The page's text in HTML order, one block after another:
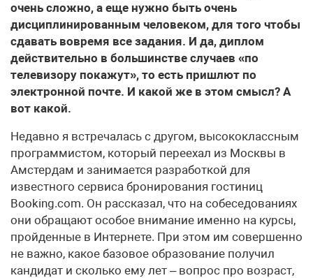
очень сложно, а еще нужно быть очень
дисциплинированным человеком, для того чтобы
сдавать вовремя все задания. И да, диплом
действительно в большинстве случаев «по
телевизору покажут», то есть пришлют по
электронной почте. И какой же в этом смысл? А
вот какой.
Недавно я встречалась с другом, высококлассным
программистом, который переехал из Москвы в
Амстердам и занимается разработкой для
известного сервиса бронирования гостиниц
Booking.com. Он рассказал, что на собеседованиях
они обращают особое внимание именно на курсы,
пройденные в Интернете. При этом им совершенно
не важно, какое базовое образование получил
кандидат и сколько ему лет – вопрос про возраст,